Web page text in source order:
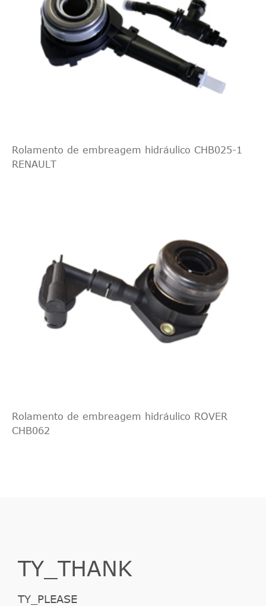
Rolamento de embreagem hidráulico CHB025-1
RENAULT
Rolamento de embreagem hidráulico ROVER
CHB062
TY_THANK
TY_PLEASE